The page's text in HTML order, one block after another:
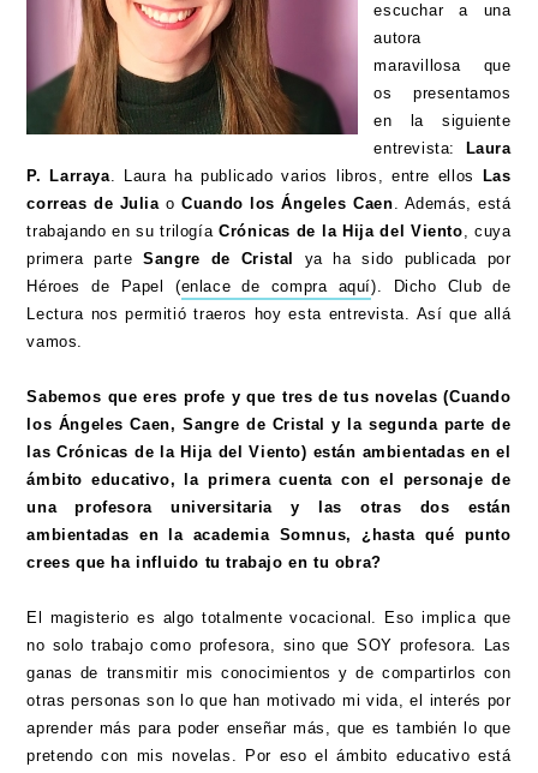
escuchar a una
autora
maravillosa que
os presentamos
en la siguiente
entrevista:
Laura
P. Larraya. Laura ha publicado varios libros, entre ellos
Las
correas de JuliaoCuando los Ángeles Caen. Además, está
trabajando en su trilogíaCrónicas de la Hija del Viento, cuya
primera parteSangre de Cristal
ya ha sido publicada por
Héroes de Papel (enlace de compra aquí). Dicho Club de
Lectura nos permitió traeros hoy esta entrevista. Así que allá
vamos.
Sabemos que eres profe y que tres de tus novelas (Cuando
los Ángeles Caen, Sangre de Cristal y la segunda parte de
las Crónicas de la Hija del Viento) están ambientadas en el
ámbito educativo, la primera cuenta con el personaje de
una profesora universitaria y las otras dos están
ambientadas en la academia Somnus, ¿hasta qué punto
crees que ha influido tu trabajo en tu obra?
El magisterio es algo totalmente vocacional. Eso implica que
no solo trabajo como profesora, sino que SOY profesora. Las
ganas de transmitir mis conocimientos y de compartirlos con
otras personas son lo que han motivado mi vida, el interés por
aprender más para poder enseñar más, que es también lo que
pretendo con mis novelas. Por eso el ámbito educativo está